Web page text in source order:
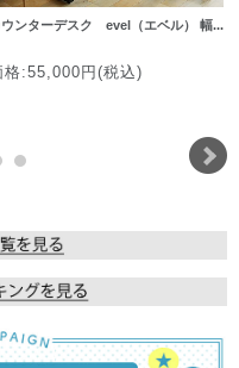
ウンターデスク evel（エベル） 幅...
格:55,000円(税込)